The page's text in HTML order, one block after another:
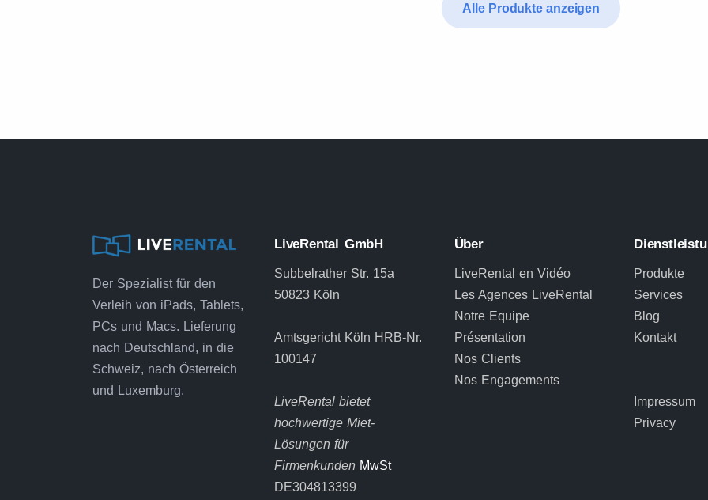
Alle Produkte anzeigen
Der Spezialist für den
Verleih von iPads, Tablets,
PCs und Macs. Lieferung
nach Deutschland, in die
Schweiz, nach Österreich
und Luxemburg.
LiveRental GmbH
Subbelrather Str. 15a
50823 Köln
Amtsgericht Köln HRB-Nr.
100147
LiveRental bietet
hochwertige Miet-
Lösungen für
Firmenkunden MwSt
DE304813399
Über
LiveRental en Vidéo
Les Agences LiveRental
Notre Equipe
Présentation
Nos Clients
Nos Engagements
Produkte
Services
Blog
Kontakt
Impressum
Privacy